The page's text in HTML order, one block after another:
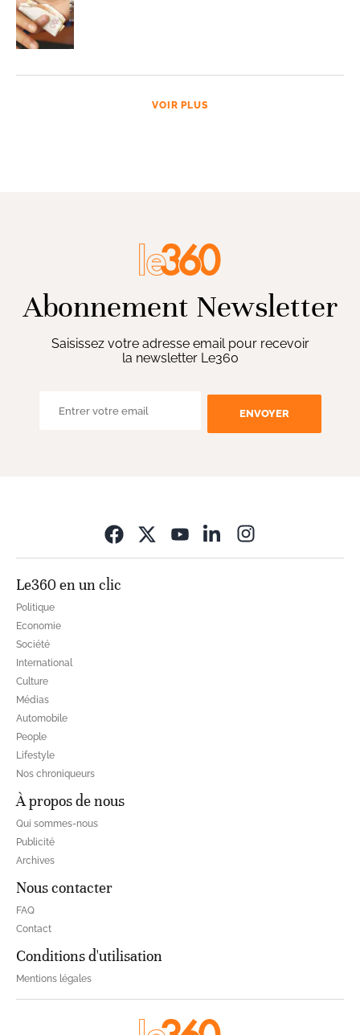
VOIR PLUS
Abonnement Newsletter
Saisissez votre adresse email pour recevoir
la newsletter Le360
ENVOYER
Le360 en un clic
Politique
Economie
Société
International
Culture
Médias
Automobile
People
Lifestyle
Nos chroniqueurs
À propos de nous
Qui sommes-nous
Publicité
Archives
Nous contacter
FAQ
Contact
Conditions d'utilisation
Mentions légales